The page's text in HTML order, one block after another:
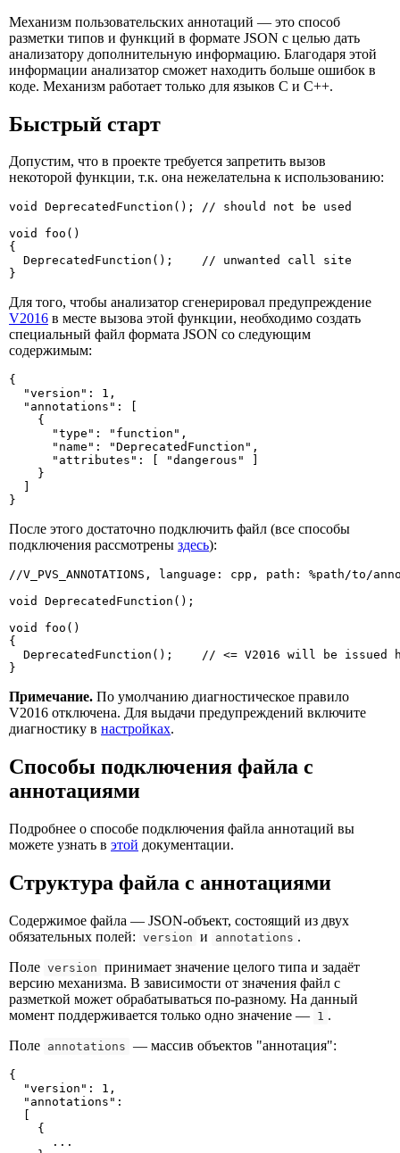
Механизм пользовательских аннотаций — это способ
разметки типов и функций в формате JSON с целью дать
анализатору дополнительную информацию. Благодаря этой
информации анализатор сможет находить больше ошибок в
коде. Механизм работает только для языков С и С++.
Быстрый старт
Допустим, что в проекте требуется запретить вызов
некоторой функции, т.к. она нежелательна к использованию:
void DeprecatedFunction(); // should not be used
void foo()
{
  DeprecatedFunction();    // unwanted call site
}
Для того, чтобы анализатор сгенерировал предупреждение
V2016 в месте вызова этой функции, необходимо создать
специальный файл формата JSON со следующим
содержимым:
{
  "version": 1,
  "annotations": [
    {
      "type": "function",
      "name": "DeprecatedFunction",
      "attributes": [ "dangerous" ]
    }
}
После этого достаточно подключить файл (все способы
подключения рассмотрены здесь):
//V_PVS_ANNOTATIONS, language: cpp, path: %path/to/
void DeprecatedFunction();
void foo()
{
DeprecatedFunction();    // <= V2016 will be issued
}
Примечание. По умолчанию диагностическое правило
V2016 отключена. Для выдачи предупреждений включите
диагностику в настройках.
Способы подключения файла c
аннотациями
Подробнее о способе подключения файла аннотаций вы
можете узнать в этой документации.
Структура файла с аннотациями
Содержимое файла — JSON-объект, состоящий из двух
обязательных полей: version и annotations .
Поле version принимает значение целого типа и задаёт
версию механизма. В зависимости от значения файл с
разметкой может обрабатываться по-разному. На данный
момент поддерживается только одно значение — 1 .
Поле annotations — массив объектов "аннотация":
{
  "version": 1,
  "annotations":
    {
      ...